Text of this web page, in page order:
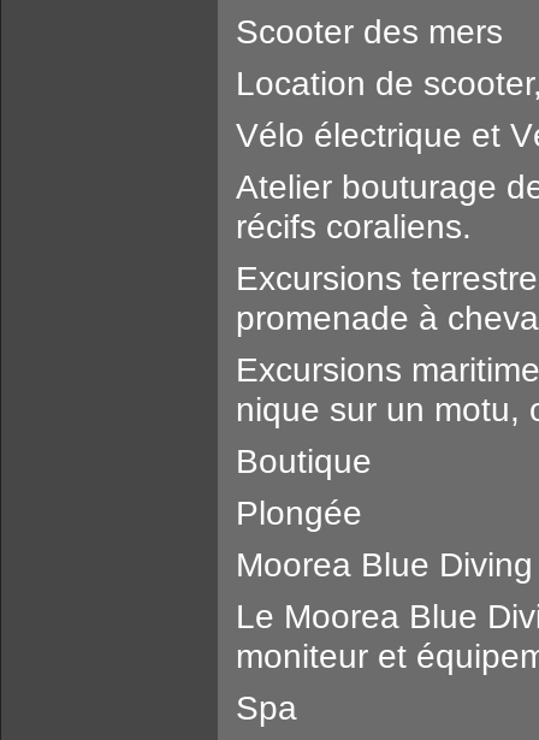
Scooter des mers
Location de
Vélo électrique et
Atelier bouturage
récifs coraliens.
Excursions
promenade à
Excursions
nique sur un motu,
Boutique
Plongée
Moorea Blue Diving
Le Moorea Blue
moniteur et
Spa